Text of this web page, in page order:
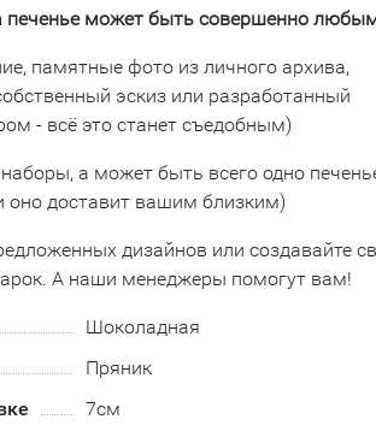
печенье может быть совершенно
памятные фото из личного архива,
эскиз или разработанный
- всё это станет съедобным)
а может быть всего одно
оно доставит вашим близким)
дизайнов или создавайте
А наши менеджеры помогут вам!
Шоколадная
Пряник
7см